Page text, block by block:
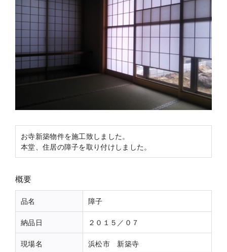
お寺新築物件を施工致しました。
本堂、住居の障子を取り付けしました。
概要
品名 障子
納品日 ２０１５／０７
現場名 浜松市 新築寺